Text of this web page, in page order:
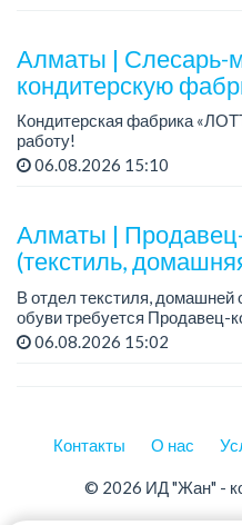
Алматы | Слесарь-
кондитерскую
Кондитерская фабрика
работу!
Зарплата обсуждается на
06.08.2026 15:10
Алматы | Продавец-
(текстиль,
В отдел текстиля,
обуви требуется Продавец-
Home".
06.08.2026 15:02
Контакты О нас
© 2026 ИД "Жан" -